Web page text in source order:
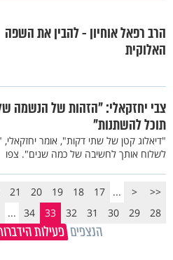
הרב רפאל אוחיון - להבין את השפה
האלוקית
צבי יחזקאלי: "הזהות של הנשמה
תוכל להשתנות"
"דיאלוג קטן של שתי דקות", אומר יחזקאלי,
לשלוח אותך לחשיבה של כמה שנים". צפו
<<
<
...
17
18
19
20
21
28
29
30
31
32
33
34
...
הנצפים פעילות